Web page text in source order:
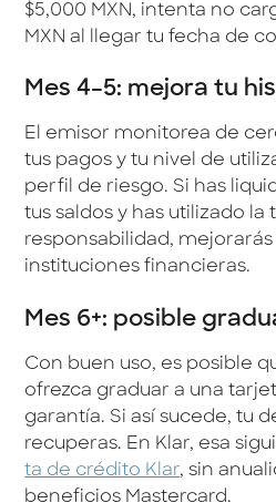
$5,000 MXN, intenta no
MXN al llegar tu fecha de
Mes 4–5: mejora tu
El emisor monitorea de
tus pagos y tu nivel de
perfil de riesgo. Si has
tus saldos y has utilizado la
responsabilidad,
instituciones financieras.
Mes 6+: posible
Con buen uso, es posible
ofrezca graduar a una
garantía. Si así sucede, tu
recuperas. En Klar, esa
ta de crédito Klar, sin
beneficios Mastercard.